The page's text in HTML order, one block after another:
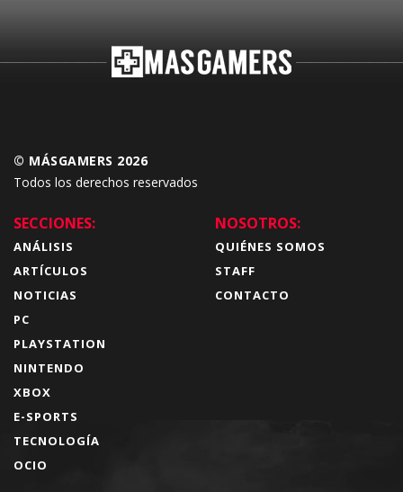
© MÁSGAMERS 2026
Todos los derechos reservados
SECCIONES:
ANÁLISIS
ARTÍCULOS
NOTICIAS
PC
PLAYSTATION
NINTENDO
XBOX
E-SPORTS
TECNOLOGÍA
OCIO
NOSOTROS:
QUIÉNES SOMOS
STAFF
CONTACTO